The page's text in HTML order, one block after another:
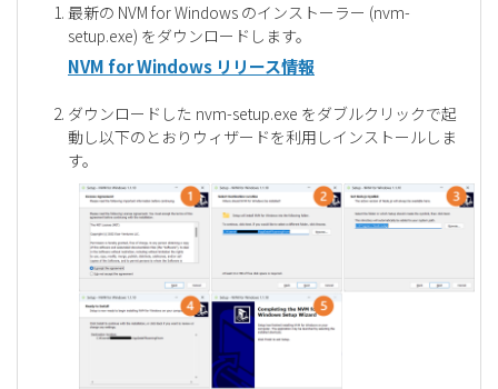
最新の NVM for Windows のインストーラー (nvm-
setup.exe) をダウンロードします。
NVM for Windows リリース情報
ダウンロードした nvm-setup.exe をダブルクリックで起
動し以下のとおりウィザードを利用しインストールしま
す。